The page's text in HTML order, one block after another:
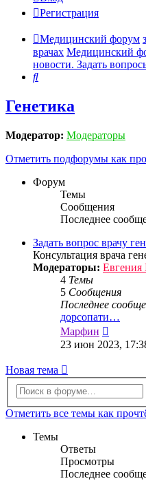
Регистрация
Медицинский форум
врачах Медицинский
новости. Задать
Поиск
Генетика
Модератор: Модераторы
Отметить подфорумы как
Форум
Темы
Сообщения
Последнее
Задать вопрос врачу
Консультация врача
Модераторы: Евгения
4 Темы
5 Сообщения
Последнее
дорсопати…
Марфин
к
23 июн 2023,
Новая тема
Отметить все темы как
Темы
Ответы
Просмотры
Последнее